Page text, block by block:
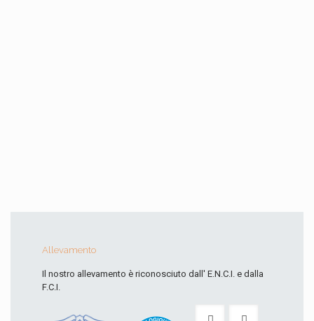
Allevamento
Il nostro allevamento è riconosciuto dall' E.N.C.I. e dalla
F.C.I.